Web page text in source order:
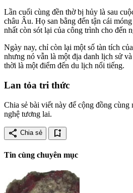
Lần cuối cùng đền thờ bị hủy là sau
châu Âu. Họ san bằng đến tận cái
nhất còn sót lại của công trình cho đến
Ngày nay, chỉ còn lại một số tàn tích
nhưng nó vẫn là một địa danh lịch sử
thời là một điểm đến du lịch nổi tiếng.
Lan tỏa tri thức
Chia sẻ bài viết này để cộng đồng
nghệ tương lai.
share Chia sẻ bookmark_add
Tin cùng chuyên mục